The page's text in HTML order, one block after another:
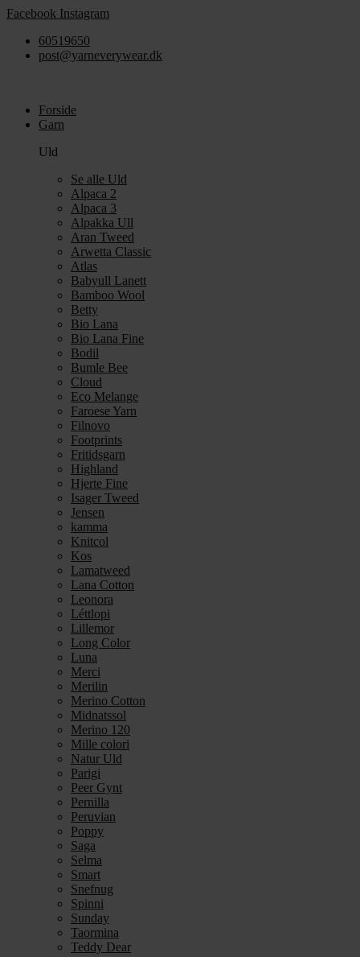
Videre
indhold
Facebook Instagram
60519650
post@yarneverywear.dk
Forside
Garn
Uld
Se alle Uld
Alpaca 2
Alpaca 3
Alpakka Ull
Aran Tweed
Arwetta Classic
Atlas
Babyull Lanett
Bamboo Wool
Betty
Bio Lana
Bio Lana Fine
Bodil
Bumle Bee
Cloud
Eco Melange
Faroese Yarn
Filnovo
Footprints
Fritidsgarn
Highland
Hjerte Fine
Isager Tweed
Jensen
kamma
Knitcol
Kos
Lamatweed
Lana Cotton
Leonora
Léttlopi
Lillemor
Long Color
Luna
Merci
Merilin
Merino Cotton
Midnatssol
Merino 120
Mille colori
Natur Uld
Parigi
Peer Gynt
Pernilla
Peruvian
Poppy
Saga
Selma
Smart
Snefnug
Spinni
Sunday
Taormina
Teddy Dear